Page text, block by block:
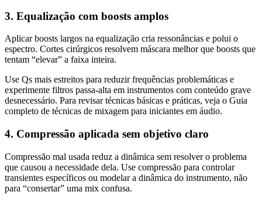
3. Equalização com boosts amplos
Aplicar boosts largos na equalização cria ressonâncias e polui o
espectro. Cortes cirúrgicos resolvem máscara melhor que boosts que
tentam “elevar” a faixa inteira.
Use Qs mais estreitos para reduzir frequências problemáticas e
experimente filtros passa-alta em instrumentos com conteúdo grave
desnecessário. Para revisar técnicas básicas e práticas, veja o Guia
completo de técnicas de mixagem para iniciantes em áudio.
4. Compressão aplicada sem objetivo claro
Compressão mal usada reduz a dinâmica sem resolver o problema
que causou a necessidade dela. Use compressão para controlar
transientes específicos ou modelar a dinâmica do instrumento, não
para “consertar” uma mix confusa.